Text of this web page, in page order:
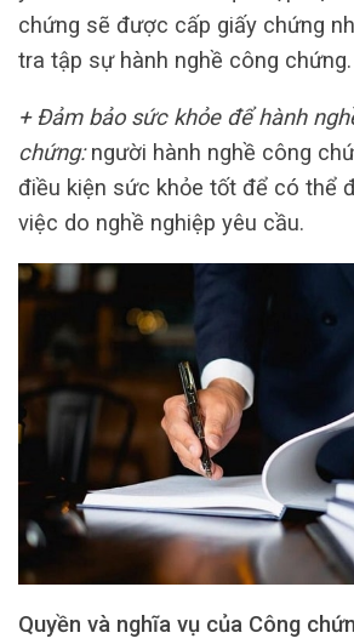
chứng sẽ được cấp giấy chứng
tra tập sự hành nghề công chứng.
+ Đảm bảo sức khỏe để hành
chứng:người hành nghề công
điều kiện sức khỏe tốt để có thể
việc do nghề nghiệp yêu cầu.
Quyền và nghĩa vụ của Công